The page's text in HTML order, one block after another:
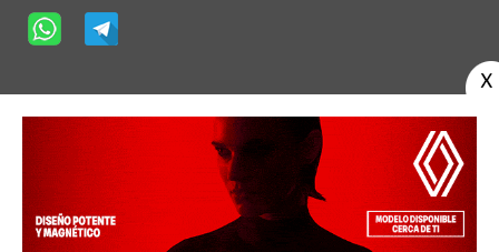
Aviso Legal - Política de Privacidad -Política de Cookies Área privada